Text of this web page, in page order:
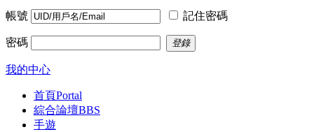
帳號 記住密碼
密碼 登錄
我的中心
首頁Portal
綜合論壇BBS
手遊